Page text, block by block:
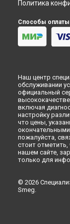
Набережных
Замена
Политика
Способы оплаты
Наш центр
обслуживании
официальный
включая
настройку
что цены,
пожалуйста,
стоит
нашем сайте,
только для
© 2026
Smeg.